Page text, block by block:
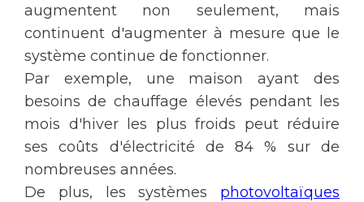
augmentent non seulement, mais
continuent d'augmenter à mesure que le
système continue de fonctionner.
Par exemple, une maison ayant des
besoins de chauffage élevés pendant les
mois d'hiver les plus froids peut réduire
ses coûts d'électricité de 84 % sur de
nombreuses années.
De plus, les systèmes photovoltaïques